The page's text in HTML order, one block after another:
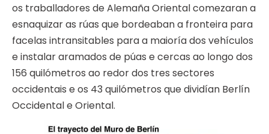
os traballadores de Alemaña Oriental comezaran a
esnaquizar as rúas que bordeaban a fronteira para
facelas intransitables para a maioría dos vehículos
e instalar aramados de púas e cercas ao longo dos
156 quilómetros ao redor dos tres sectores
occidentais e os 43 quilómetros que dividían Berlín
Occidental e Oriental.